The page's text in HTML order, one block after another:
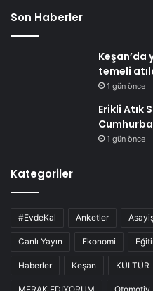
Son Haberler
Keşan’da
temeli
1 gün önce
Erikli Atık
1 gün önce
Kategoriler
#EvdeKal Anketler
Canlı Yayın Ekonomi
Haberler Keşan KÜLTÜR